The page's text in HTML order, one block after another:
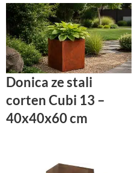
Donica ze stali
corten Cubi 13 –
40x40x60 cm